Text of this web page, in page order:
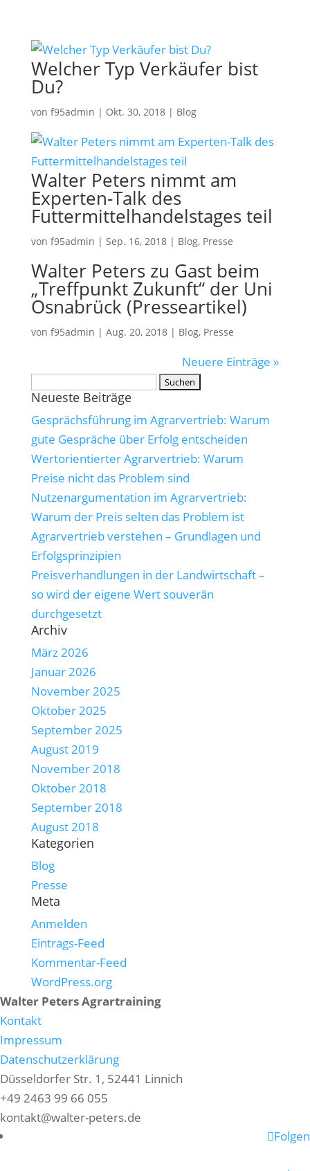
Welcher Typ Verkäufer bist
Du?
von f95admin | Okt. 30, 2018| Blog
Walter Peters nimmt am
Experten-Talk des
Futtermittelhandelstages teil
von f95admin | Sep. 16, 2018| Blog, Presse
Walter Peters zu Gast beim
„Treffpunkt Zukunft“ der Uni
Osnabrück (Presseartikel)
von f95admin | Aug. 20, 2018| Blog, Presse
Neuere Einträge »
nach:
Neueste Beiträge
Gesprächsführung im Agrarvertrieb: Warum
gute Gespräche über Erfolg entscheiden
Wertorientierter Agrarvertrieb: Warum
Preise nicht das Problem sind
Nutzenargumentation im Agrarvertrieb:
Warum der Preis selten das Problem ist
Agrarvertrieb verstehen – Grundlagen und
Erfolgsprinzipien
Preisverhandlungen in der Landwirtschaft –
so wird der eigene Wert souverän
durchgesetzt
Archiv
März 2026
Januar 2026
November 2025
Oktober 2025
September 2025
August 2019
November 2018
Oktober 2018
September 2018
August 2018
Kategorien
Blog
Presse
Meta
Anmelden
Eintrags-Feed
Kommentar-Feed
WordPress.org
Walter Peters Agrartraining
Kontakt
Impressum
Datenschutzerklärung
Düsseldorfer Str. 1, 52441 Linnich
+49 2463 99 66 055
kontakt@walter-peters.de
Folgen